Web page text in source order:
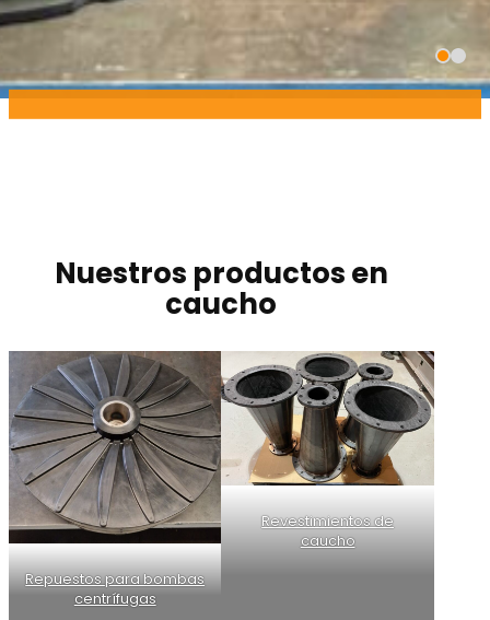
Nuestros productos en
caucho
Repuestos para bombas
centrífugas
Revestimientos de
caucho